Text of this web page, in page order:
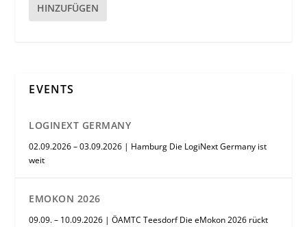
HINZUFÜGEN
EVENTS
LOGINEXT GERMANY
02.09.2026 – 03.09.2026 | Hamburg Die LogiNext Germany ist
weit
EMOKON 2026
09.09. – 10.09.2026 | ÖAMTC Teesdorf Die eMokon 2026 rückt